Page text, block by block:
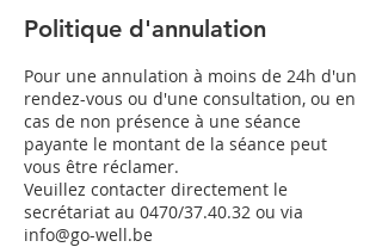
Politique d'annulation
Pour une annulation à moins de 24h d'un
rendez-vous ou d'une consultation, ou en
cas de non présence à une séance
payante le montant de la séance peut
vous être réclamer.
Veuillez contacter directement le
secrétariat au 0470/37.40.32 ou via
info@go-well.be